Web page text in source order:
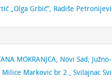
„Olga Grbić”, Radiše
MOKRANJCA, Novi Sad,
Milice Markovic br 2., Svilajnac